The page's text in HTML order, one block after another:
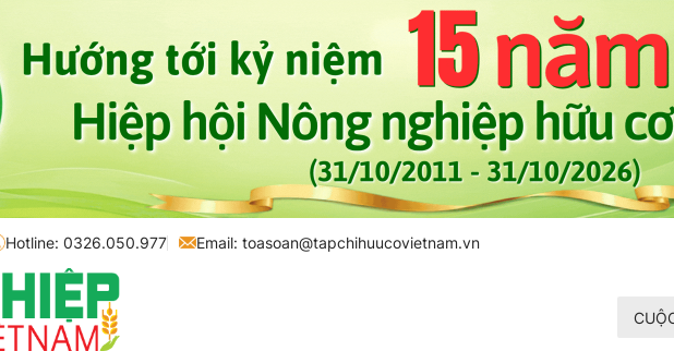
Hotline: 0326.050.977 Email: toasoan@tapchihuucovietnam.vn